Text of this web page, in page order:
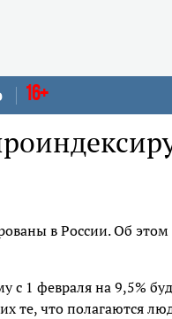
16+
в России. Об
с 1 февраля на 9,5%
те, что полагаются